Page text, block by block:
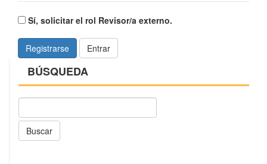
Sí, solicitar el rol Revisor/a externo.
Registrarse Entrar
BÚSQUEDA
Buscar